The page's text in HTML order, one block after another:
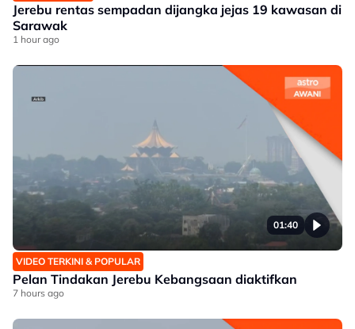
Jerebu rentas sempadan dijangka jejas 19 kawasan di
Sarawak
1 hour ago
01:40
VIDEO TERKINI & POPULAR
Pelan Tindakan Jerebu Kebangsaan diaktifkan
7 hours ago